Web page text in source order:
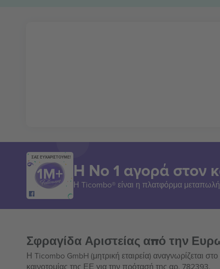
ΣΑΣ ΕΥΧΑΡΙΣΤΟΥΜΕ!
Η Νο 1 αγορά στον
Η Ticombo® είναι η πλατφόρμα
Σφραγίδα Αριστείας από την
Η Ticombo GmbH (μητρική εταιρεία) αναγνωρίζεται
καινοτομίας της ΕΕ για την πρότασή της αρ. 782393.